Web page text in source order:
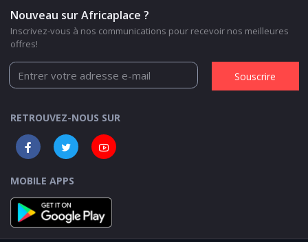
Nouveau sur Africaplace ?
Inscrivez-vous à nos communications pour recevoir nos meilleures
offres!
Souscrire
RETROUVEZ-NOUS SUR
MOBILE APPS